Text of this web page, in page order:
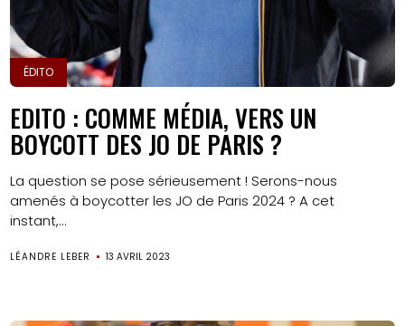
ÉDITO
EDITO : COMME MÉDIA, VERS UN
BOYCOTT DES JO DE PARIS ?
La question se pose sérieusement ! Serons-nous
amenés à boycotter les JO de Paris 2024 ? A cet
instant,...
LÉANDRE LEBER 13 AVRIL 2023